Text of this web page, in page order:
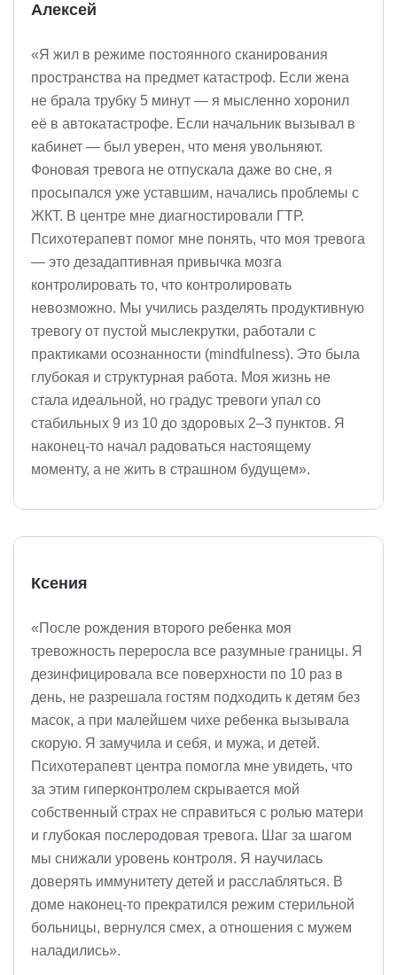
Алексей
«Я жил в режиме постоянного сканирования
пространства на предмет катастроф. Если жена
не брала трубку 5 минут — я мысленно хоронил
её в автокатастрофе. Если начальник вызывал в
кабинет — был уверен, что меня увольняют.
Фоновая тревога не отпускала даже во сне, я
просыпался уже уставшим, начались проблемы с
ЖКТ. В центре мне диагностировали ГТР.
Психотерапевт помог мне понять, что моя тревога
— это дезадаптивная привычка мозга
контролировать то, что контролировать
невозможно. Мы учились разделять продуктивную
тревогу от пустой мыслекрутки, работали с
практиками осознанности (mindfulness). Это была
глубокая и структурная работа. Моя жизнь не
стала идеальной, но градус тревоги упал со
стабильных 9 из 10 до здоровых 2–3 пунктов. Я
наконец-то начал радоваться настоящему
моменту, а не жить в страшном будущем».
Ксения
«После рождения второго ребенка моя
тревожность переросла все разумные границы. Я
дезинфицировала все поверхности по 10 раз в
день, не разрешала гостям подходить к детям без
масок, а при малейшем чихе ребенка вызывала
скорую. Я замучила и себя, и мужа, и детей.
Психотерапевт центра помогла мне увидеть, что
за этим гиперконтролем скрывается мой
собственный страх не справиться с ролью матери
и глубокая послеродовая тревога. Шаг за шагом
мы снижали уровень контроля. Я научилась
доверять иммунитету детей и расслабляться. В
доме наконец-то прекратился режим стерильной
больницы, вернулся смех, а отношения с мужем
наладились».